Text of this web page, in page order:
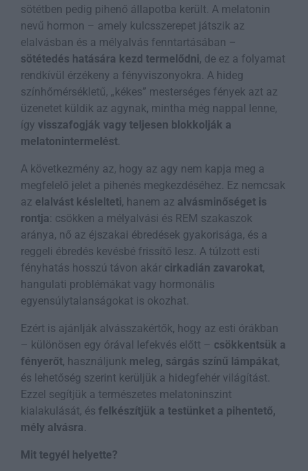
sötétben pedig pihenő állapotba került. A melatonin
nevű hormon – amely kulcsszerepet játszik az
elalvásban és a mélyalvás fenntartásában –
sötétedés hatására kezd termelődni, de ez a folyamat
rendkívül érzékeny a fényviszonyokra. A hideg
színhőmérsékletű, „kékes” mesterséges fények azt az
üzenetet küldik az agynak, mintha még nappal lenne,
így visszafogják vagy teljesen blokkolják a
melatonintermelést.
A következmény az, hogy az agy nem kapja meg a
megfelelő jelet a pihenés megkezdéséhez. Ez nemcsak
az elalvást késlelteti, hanem az alvásminőséget is
rontja: csökken a mélyalvási és REM szakaszok
aránya, nő az éjszakai ébredések gyakorisága, és a
reggeli ébredés kevésbé frissítő lesz. A túlzott esti
fényhatás hosszú távon akár cirkadián zavarokat,
hangulati problémákat vagy hormonális
egyensúlytalanságokat is okozhat.
Ezért is ajánlják alvásszakértők, hogy az esti órákban
– különösen egy órával lefekvés előtt – csökkentsük a
fényerőt, használjunk meleg, sárgás színű lámpákat,
és lehetőség szerint kerüljük a hidegfehér világítást.
Ezzel segítjük a természetes melatoninszint
kialakulását, és felkészítjük a testünket a pihentető,
mély alvásra.
Mit tegyél helyette?